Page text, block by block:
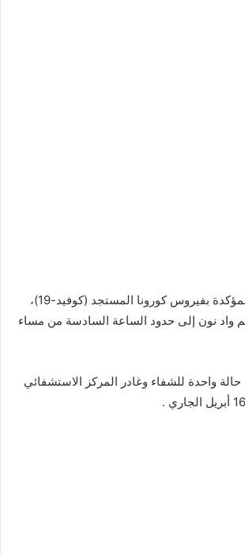
وبلغ عدد الإصابات المؤكدة بفيروس كورونا المستجد (كوفيد-19)،
واد نون إلى حدود الساعة السادسة من مساء
حالة واحدة للشفاء وغادر المركز الاستشفائي